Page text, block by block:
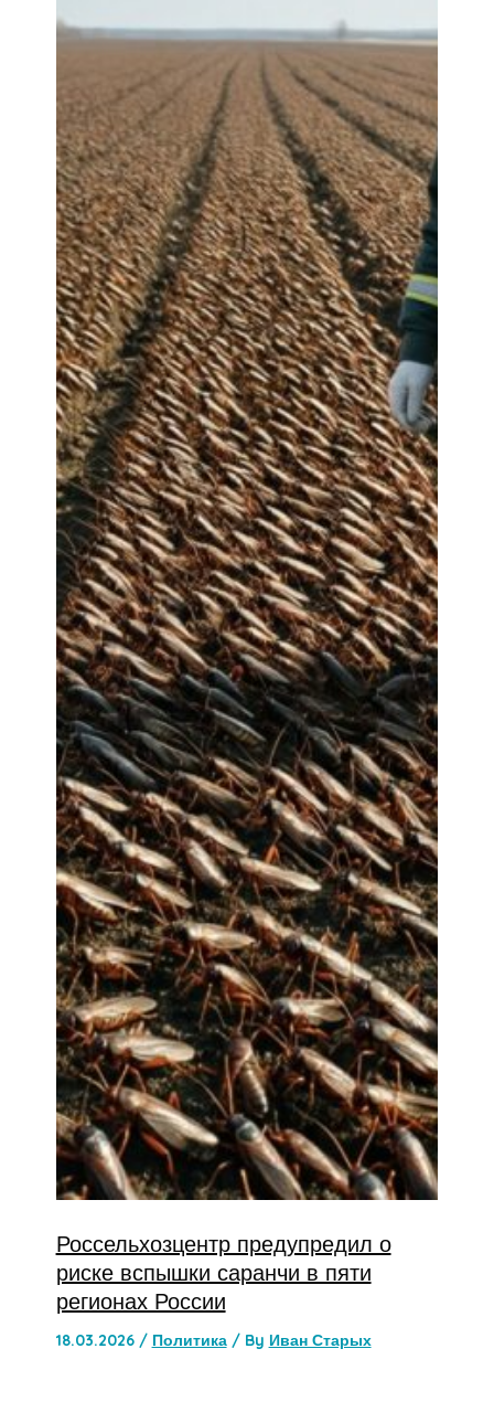
Россельхозцентр предупредил о
риске вспышки саранчи в пяти
регионах России
18.03.2026 / Политика/ By Иван Старых